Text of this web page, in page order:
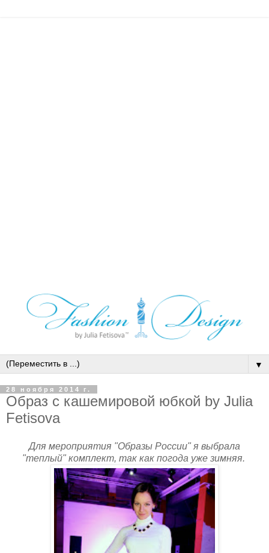
▼
28 ноября 2014 г.
Образ с кашемировой юбкой by Julia
Fetisova
Для мероприятия "Образы России" я выбрала
"теплый" комплект, так как погода уже зимняя.